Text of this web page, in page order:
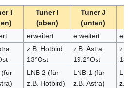
I
Tuner I
(oben)
Tuner J
(unten)
erweitert erweitert
z.B. Hotbird
13°Ost
z.B. Astra
19.2°Ost
z.B.
(für
LNB 2 (für
z.B. Hotbird)
LNB 1 (für
z.B. Astra)
LNB
z.B.